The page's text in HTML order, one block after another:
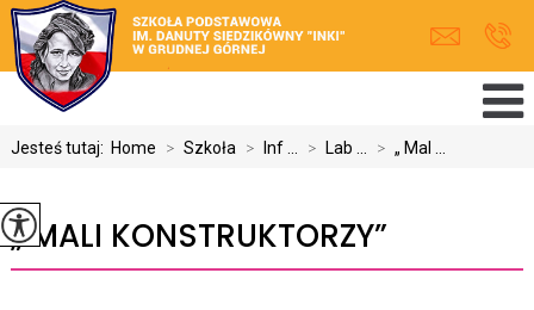
Jesteś tutaj: Home > Szkoła > Inf ... > Lab ... > „ Mal ...
„ MALI KONSTRUKTORZY”